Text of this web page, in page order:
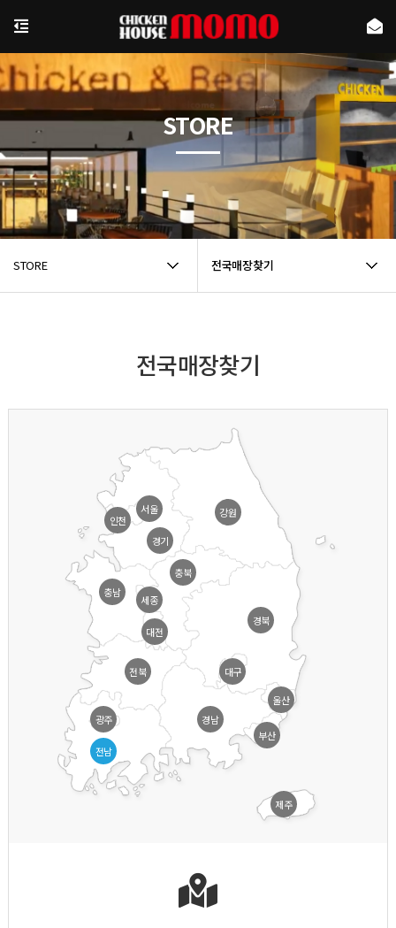
STORE 전국매장찾기
STORE
전국매장찾기
서울
인천
경기
강원
충북
충남
세종
대전
경북
대구
전북
광주
전남
울산
부산
경남
제주